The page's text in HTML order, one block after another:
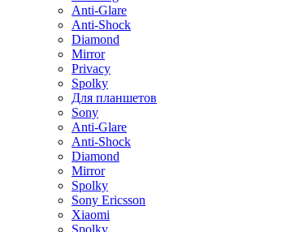
Anti-Glare
Anti-Shock
Diamond
Mirror
Privacy
Spolky
Для планшетов
Sony
Anti-Glare
Anti-Shock
Diamond
Mirror
Spolky
Sony Ericsson
Xiaomi